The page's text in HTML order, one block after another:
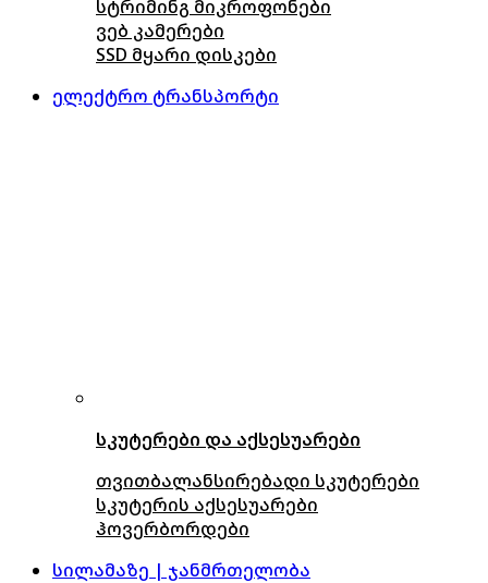
სტრიმინგ მიკროფონები
ვებ კამერები
SSD მყარი დისკები
ელექტრო ტრანსპორტი
სკუტერები და აქსესუარები
თვითბალანსირებადი სკუტერები
სკუტერის აქსესუარები
ჰოვერბორდები
სილამაზე | ჯანმრთელობა